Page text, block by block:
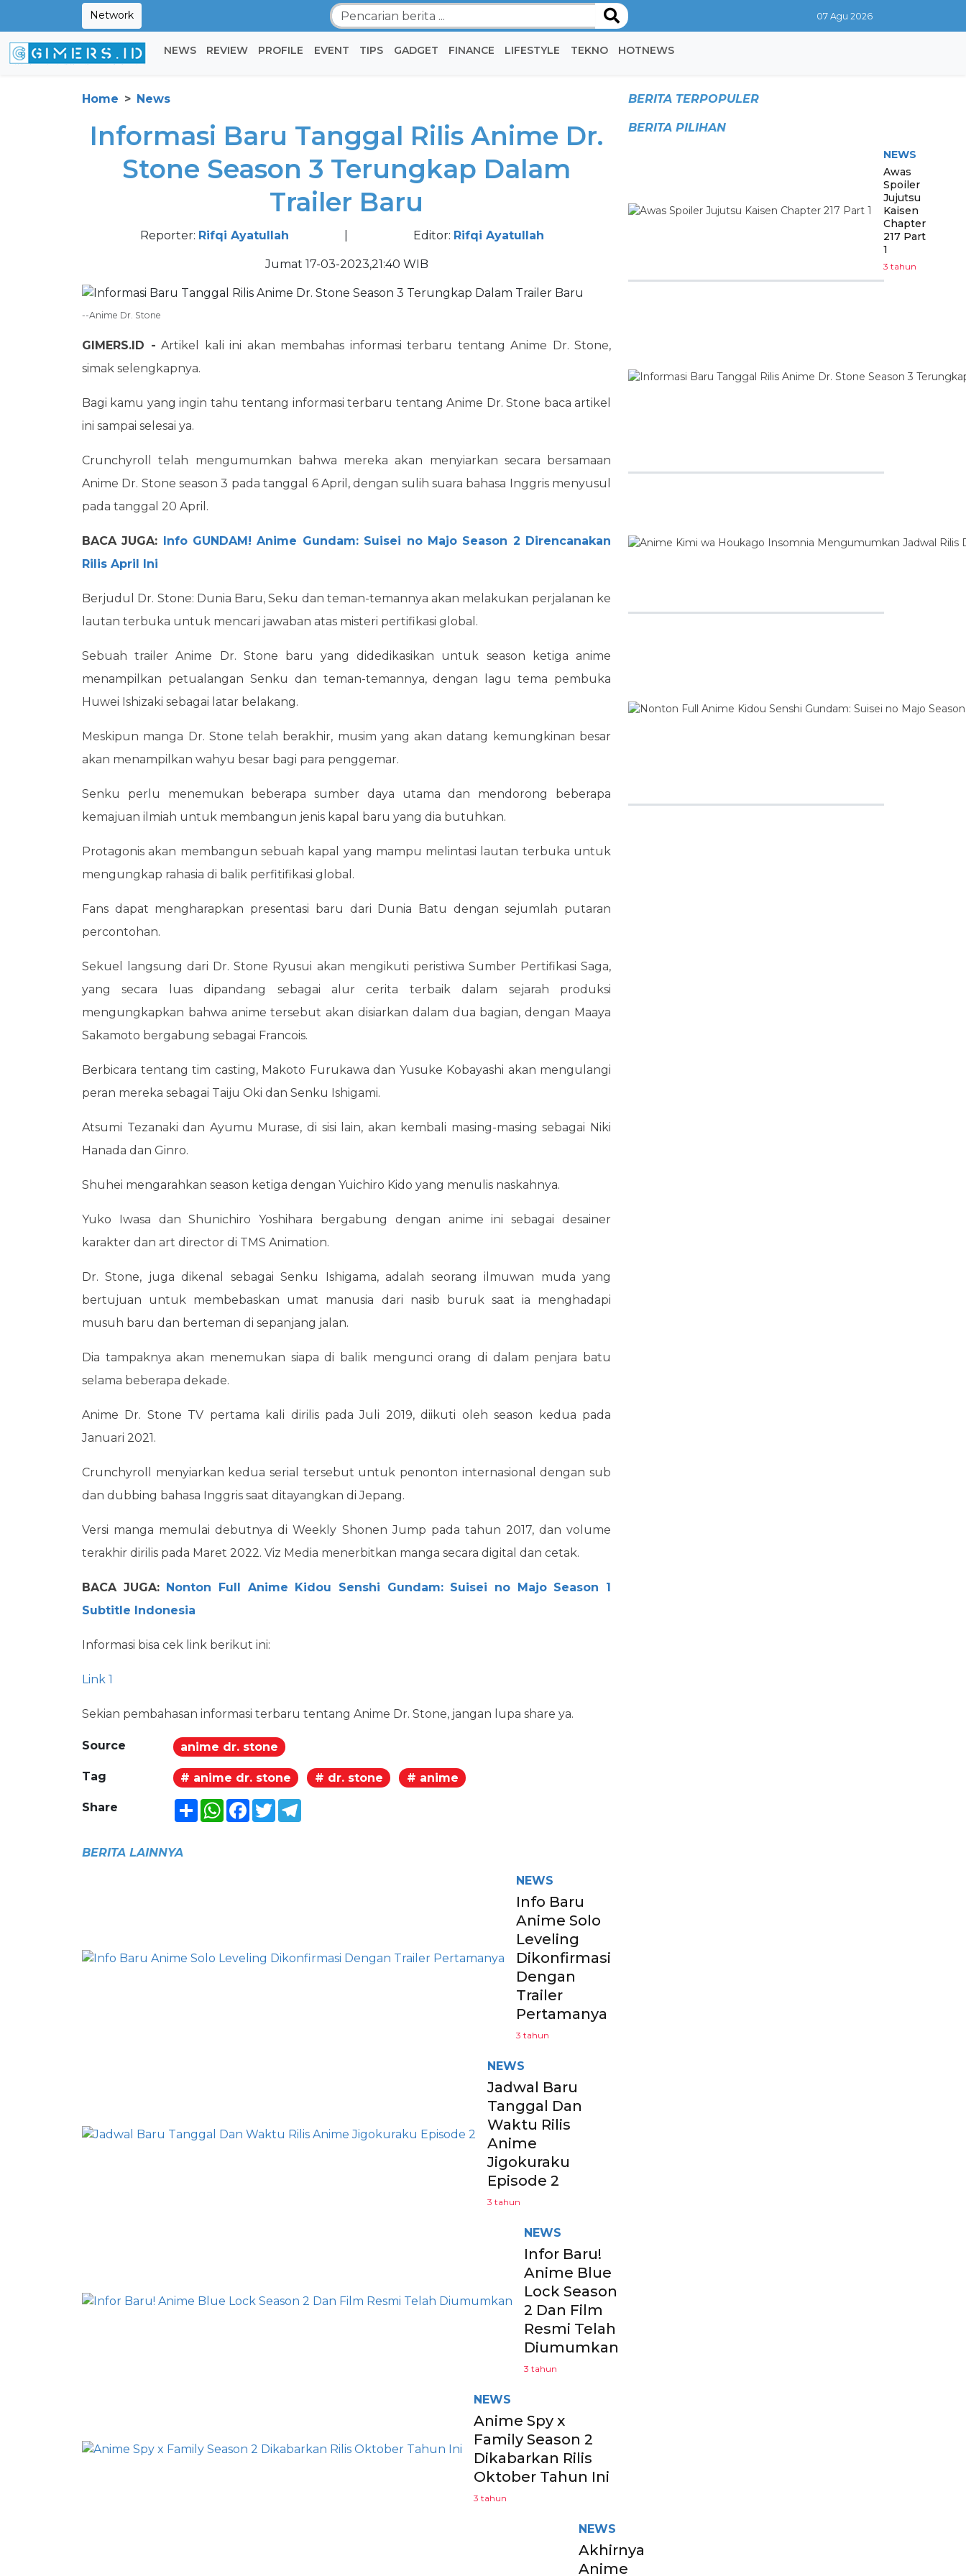
Network 07 Agu 2026
NEWS REVIEW PROFILE EVENT TIPS GADGET FINANCE LIFESTYLE TEKNO HOTNEWS
Home News
Informasi Baru Tanggal Rilis Anime Dr.
Stone Season 3 Terungkap Dalam
Trailer Baru
Reporter: Rifqi Ayatullah Editor: Rifqi Ayatullah
Jumat 17-03-2023,21:40 WIB
--Anime Dr. Stone
GIMERS.ID - Artikel kali ini akan membahas informasi terbaru tentang Anime Dr. Stone,
simak selengkapnya.
Bagi kamu yang ingin tahu tentang informasi terbaru tentang Anime Dr. Stone baca artikel
ini sampai selesai ya.
Crunchyroll telah mengumumkan bahwa mereka akan menyiarkan secara bersamaan
Anime Dr. Stone season 3 pada tanggal 6 April, dengan sulih suara bahasa Inggris menyusul
pada tanggal 20 April.
BACA JUGA: Info GUNDAM! Anime Gundam: Suisei no Majo Season 2 Direncanakan
Rilis April Ini
Berjudul Dr. Stone: Dunia Baru, Seku dan teman-temannya akan melakukan perjalanan ke
lautan terbuka untuk mencari jawaban atas misteri pertifikasi global.
Sebuah trailer Anime Dr. Stone baru yang didedikasikan untuk season ketiga anime
menampilkan petualangan Senku dan teman-temannya, dengan lagu tema pembuka
Huwei Ishizaki sebagai latar belakang.
Meskipun manga Dr. Stone telah berakhir, musim yang akan datang kemungkinan besar
akan menampilkan wahyu besar bagi para penggemar.
Senku perlu menemukan beberapa sumber daya utama dan mendorong beberapa
kemajuan ilmiah untuk membangun jenis kapal baru yang dia butuhkan.
Protagonis akan membangun sebuah kapal yang mampu melintasi lautan terbuka untuk
mengungkap rahasia di balik perfitifikasi global.
Fans dapat mengharapkan presentasi baru dari Dunia Batu dengan sejumlah putaran
percontohan.
Sekuel langsung dari Dr. Stone Ryusui akan mengikuti peristiwa Sumber Pertifikasi Saga,
yang secara luas dipandang sebagai alur cerita terbaik dalam sejarah produksi
mengungkapkan bahwa anime tersebut akan disiarkan dalam dua bagian, dengan Maaya
Sakamoto bergabung sebagai Francois.
Berbicara tentang tim casting, Makoto Furukawa dan Yusuke Kobayashi akan mengulangi
peran mereka sebagai Taiju Oki dan Senku Ishigami.
Atsumi Tezanaki dan Ayumu Murase, di sisi lain, akan kembali masing-masing sebagai Niki
Hanada dan Ginro.
Shuhei mengarahkan season ketiga dengan Yuichiro Kido yang menulis naskahnya.
Yuko Iwasa dan Shunichiro Yoshihara bergabung dengan anime ini sebagai desainer
karakter dan art director di TMS Animation.
Dr. Stone, juga dikenal sebagai Senku Ishigama, adalah seorang ilmuwan muda yang
bertujuan untuk membebaskan umat manusia dari nasib buruk saat ia menghadapi
musuh baru dan berteman di sepanjang jalan.
Dia tampaknya akan menemukan siapa di balik mengunci orang di dalam penjara batu
selama beberapa dekade.
Anime Dr. Stone TV pertama kali dirilis pada Juli 2019, diikuti oleh season kedua pada
Januari 2021.
Crunchyroll menyiarkan kedua serial tersebut untuk penonton internasional dengan sub
dan dubbing bahasa Inggris saat ditayangkan di Jepang.
Versi manga memulai debutnya di Weekly Shonen Jump pada tahun 2017, dan volume
terakhir dirilis pada Maret 2022. Viz Media menerbitkan manga secara digital dan cetak.
BACA JUGA: Nonton Full Anime Kidou Senshi Gundam: Suisei no Majo Season 1
Subtitle Indonesia
Informasi bisa cek link berikut ini:
Link 1
Sekian pembahasan informasi terbaru tentang Anime Dr. Stone, jangan lupa share ya.
Source anime dr. stone
Tag # anime dr. stone # dr. stone # anime
Share ShareWhatsApp
Facebook
TwitterTelegram
BERITA LAINNYA
NEWS
Info Baru
Anime Solo
Leveling
Dikonfirmasi
Dengan
Trailer
Pertamanya
3 tahun
NEWS
Jadwal Baru
Tanggal Dan
Waktu Rilis
Anime
Jigokuraku
Episode 2
3 tahun
NEWS
Infor Baru!
Anime Blue
Lock Season
2 Dan Film
Resmi Telah
Diumumkan
3 tahun
NEWS
Anime Spy x
Family Season 2
Dikabarkan Rilis
Oktober Tahun Ini
3 tahun
NEWS
Akhirnya
Anime
BERITA TERPOPULER
BERITA PILIHAN
NEWS
Awas
Spoiler
Jujutsu
Kaisen
Chapter
217 Part
1
3 tahun